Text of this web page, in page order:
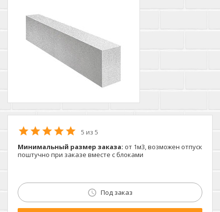
5 из 5
Минимальный размер заказа: от 1м3, возможен отпуск
поштучно при заказе вместе с блоками
Под заказ